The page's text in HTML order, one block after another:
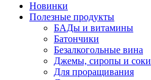
Новинки
Полезные продукты
БАДы и витамины
Батончики
Безалкогольные вина
Джемы, сиропы и соки
Для проращивания